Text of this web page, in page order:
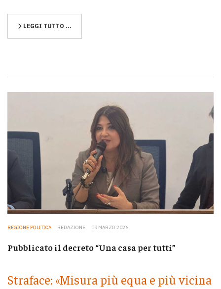
LEGGI TUTTO …
REGIONE POLITICA REDAZIONE 19 MARZO 2026
Pubblicato il decreto “Una casa per tutti”
Straface: «Misura più equa e più vicina